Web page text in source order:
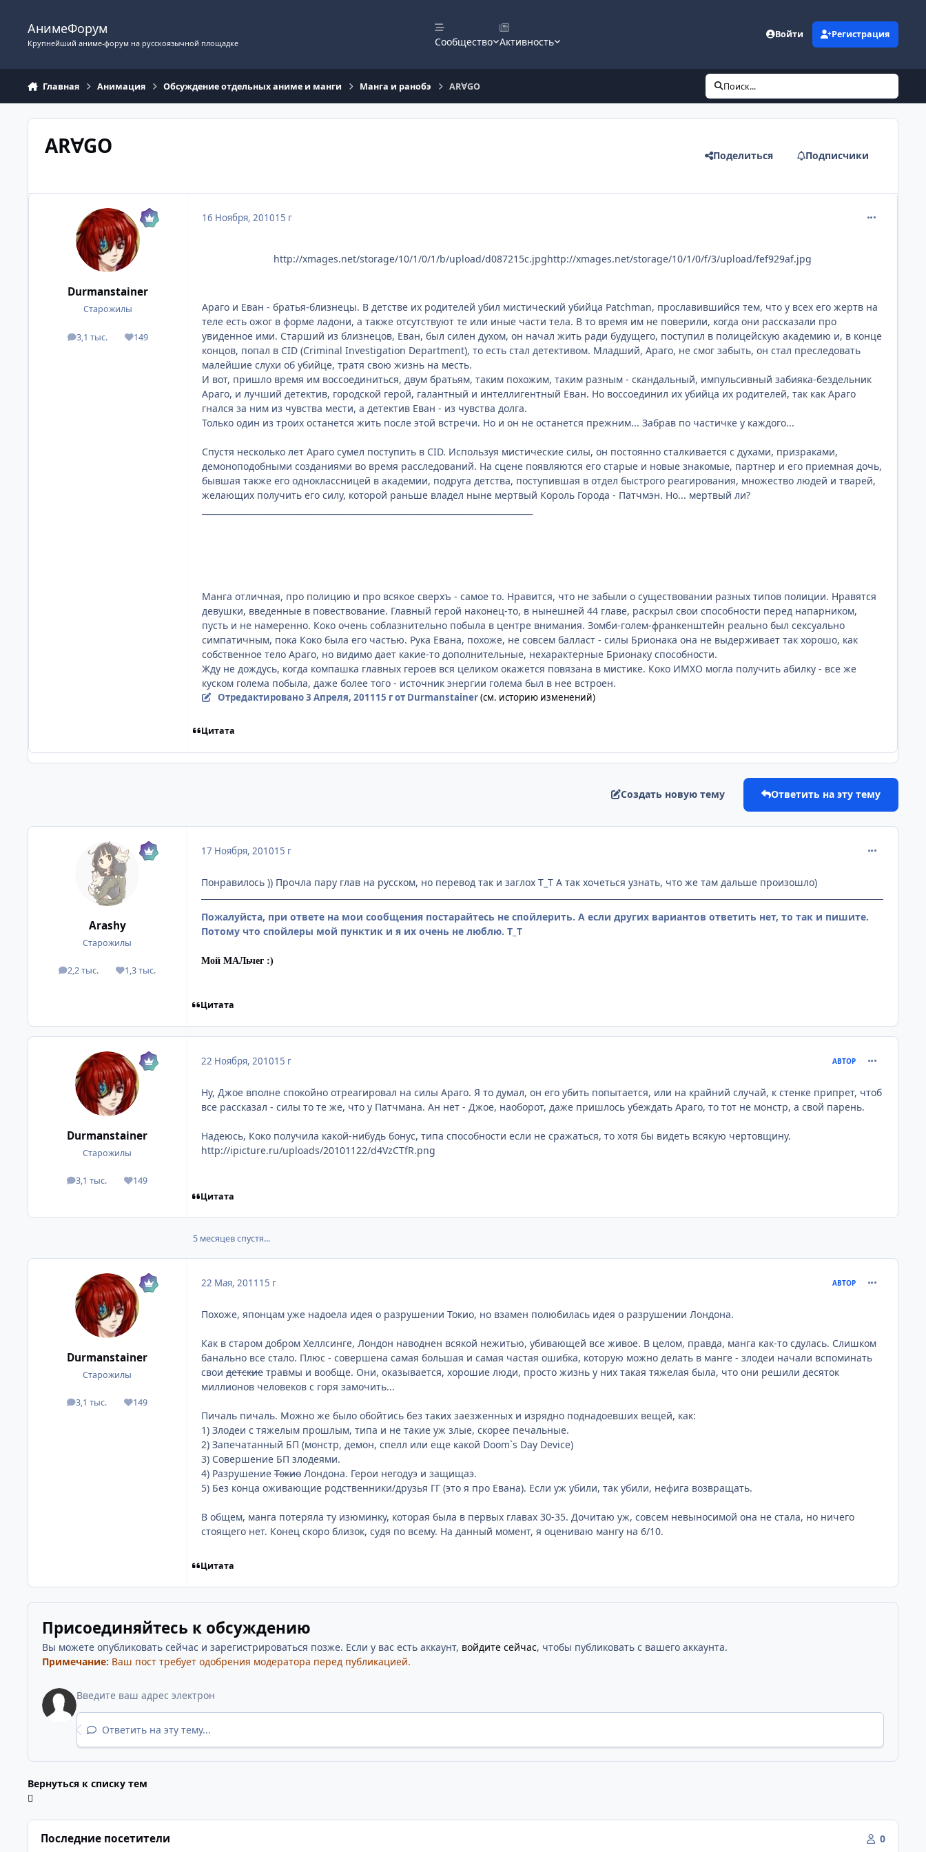
АнимеФорум
Крупнейший аниме-форум на русскоязычной площадке Сообщество Активность
Войти Регистрация
Главная Анимация Обсуждение отдельных аниме и манги Манга и ранобэ AR∀GO Поиск...
AR∀GO Поделиться Подписчики
Durmanstainer
Старожилы
3,1 тыс.
посты 149
Репутация
16 Ноября, 201015 г
http://xmages.net/storage/10/1/0/1/b/upload/d087215c.jpghttp://xmages.net/storage/10/1/0/f/3/upload/fef929af.jpg
Араго и Еван - братья-близнецы. В детстве их родителей убил мистический убийца Patchman, прославившийся тем, что у всех его жертв на
теле есть ожог в форме ладони, а также отсутствуют те или иные части тела. В то время им не поверили, когда они рассказали про
увиденное ими. Старший из близнецов, Еван, был силен духом, он начал жить ради будущего, поступил в полицейскую академию и, в конце
концов, попал в CID (Criminal Investigation Department), то есть стал детективом. Младший, Араго, не смог забыть, он стал преследовать
малейшие слухи об убийце, тратя свою жизнь на месть.
И вот, пришло время им воссоединиться, двум братьям, таким похожим, таким разным - скандальный, импульсивный забияка-бездельник
Араго, и лучший детектив, городской герой, галантный и интеллигентный Еван. Но воссоединил их убийца их родителей, так как Араго
гнался за ним из чувства мести, а детектив Еван - из чувства долга.
Только один из троих останется жить после этой встречи. Но и он не останется прежним... Забрав по частичке у каждого...
Спустя несколько лет Араго сумел поступить в CID. Используя мистические силы, он постоянно сталкивается с духами, призраками,
демоноподобными созданиями во время расследований. На сцене появляются его старые и новые знакомые, партнер и его приемная дочь,
бывшая также его одноклассницей в академии, подруга детства, поступившая в отдел быстрого реагирования, множество людей и тварей,
желающих получить его силу, которой раньше владел ныне мертвый Король Города - Патчмэн. Но... мертвый ли?
Манга отличная, про полицию и про всякое сверхъ - самое то. Нравится, что не забыли о существовании разных типов полиции. Нравятся
девушки, введенные в повествование. Главный герой наконец-то, в нынешней 44 главе, раскрыл свои способности перед напарником,
пусть и не намеренно. Коко очень соблазнительно побыла в центре внимания. Зомби-голем-франкенштейн реально был сексуально
симпатичным, пока Коко была его частью. Рука Евана, похоже, не совсем балласт - силы Брионака она не выдерживает так хорошо, как
собственное тело Араго, но видимо дает какие-то дополнительные, нехарактерные Брионаку способности.
Жду не дождусь, когда компашка главных героев вся целиком окажется повязана в мистике. Коко ИМХО могла получить абилку - все же
куском голема побыла, даже более того - источник энергии голема был в нее встроен.
Отредактировано3 Апреля, 201115 гот Durmanstainer(см. историю изменений)
Цитата
Создать новую тему Ответить на эту тему
Arashy
Старожилы
2,2 тыс.
посты 1,3 тыс.
Репутация
17 Ноября, 201015 г
Понравилось )) Прочла пару глав на русском, но перевод так и заглох Т_Т А так хочеться узнать, что же там дальше произошло)
Пожалуйста, при ответе на мои сообщения постарайтесь не спойлерить. А если других вариантов ответить нет, то так и пишите.
Потому что спойлеры мой пунктик и я их очень не люблю. Т_Т
Мой МАЛьчег :)
Цитата
Durmanstainer
Старожилы
3,1 тыс.
посты 149
Репутация
22 Ноября, 201015 г АВТОР
Ну, Джое вполне спокойно отреагировал на силы Араго. Я то думал, он его убить попытается, или на крайний случай, к стенке припрет, чтоб
все рассказал - силы то те же, что у Патчмана. Ан нет - Джое, наоборот, даже пришлось убеждать Араго, то тот не монстр, а свой парень.
Надеюсь, Коко получила какой-нибудь бонус, типа способности если не сражаться, то хотя бы видеть всякую чертовщину.
http://ipicture.ru/uploads/20101122/d4VzCTfR.png
Цитата
5 месяцев спустя...
Durmanstainer
Старожилы
3,1 тыс.
посты 149
Репутация
22 Мая, 2011 15 г АВТОР
Похоже, японцам уже надоела идея о разрушении Токио, но взамен полюбилась идея о разрушении Лондона.
Как в старом добром Хеллсинге, Лондон наводнен всякой нежитью, убивающей все живое. В целом, правда, манга как-то сдулась. Слишком
банально все стало. Плюс - совершена самая большая и самая частая ошибка, которую можно делать в манге - злодеи начали вспоминать
свои детские травмы и вообще. Они, оказывается, хорошие люди, просто жизнь у них такая тяжелая была, что они решили десяток
миллионов человеков с горя замочить...
Пичаль пичаль. Можно же было обойтись без таких заезженных и изрядно поднадоевших вещей, как:
1) Злодеи с тяжелым прошлым, типа и не такие уж злые, скорее печальные.
2) Запечатанный БП (монстр, демон, спелл или еще какой Doom`s Day Device)
3) Совершение БП злодеями.
4) Разрушение Токио Лондона. Герои негодуэ и защищаэ.
5) Без конца оживающие родственники/друзья ГГ (это я про Евана). Если уж убили, так убили, нефига возвращать.
В общем, манга потеряла ту изюминку, которая была в первых главах 30-35. Дочитаю уж, совсем невыносимой она не стала, но ничего
стоящего нет. Конец скоро близок, судя по всему. На данный момент, я оцениваю мангу на 6/10.
Цитата
Присоединяйтесь к обсуждению
Вы можете опубликовать сейчас и зарегистрироваться позже. Если у вас есть аккаунт, войдите сейчас, чтобы публиковать с вашего аккаунта.
Примечание: Ваш пост требует одобрения модератора перед публикацией.
Ответить на эту тему...
Вернуться к списку тем
Последние посетители 0